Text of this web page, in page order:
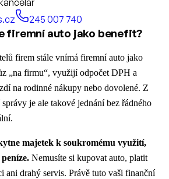
245 007 740
firemní auto jako benefit?
firem stále vnímá firemní auto jako
„na firmu“, využijí odpočet DPH a
na rodinné nákupy nebo dovolené. Z
je ale takové jednání bez řádného
majetek k soukromému využití,
Nemusíte si kupovat auto, platit
ani drahý servis. Právě tuto vaši finanční